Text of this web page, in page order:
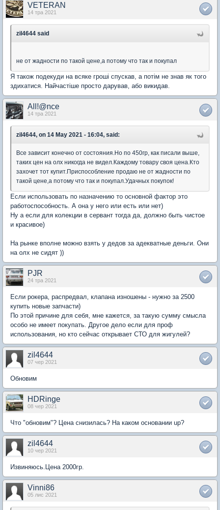
VETERAN
14 тра 2021
zil4644 said
не от жадности по такой цене,а потому что так и покупал
Я також подекуди на всяке гроші спускав, а потім не знав як того
здихатися. Найчастіше просто дарував, або викидав.
All!@nce
14 тра 2021
zil4644, on 14 May 2021 - 16:04, said:
Все зависит конечно от состояния.Но по 450гр, как писали выше,
таких цен на олх никогда не видел.Каждому товару своя цена.Кто
захочет тот купит.Приспособление продаю не от жадности по
такой цене,а потому что так и покупал.Удачных покупок!
Если использовать по назначению то основной фактор это
работоспособность. А она у него или есть или нет)
Ну а если для колекции в сервант тогда да, должно быть чистое
и красивое)
На рынке вполне можно взять у дедов за адекватные деньги. Они
на олх не сидят ))
PJR
24 тра 2021
Если рокера, распредвал, клапана изношены - нужно за 2500
купить новые запчасти)
По этой причине для себя, мне кажется, за такую сумму смысла
особо не имеет покупать. Другое дело если для проф
использования, но кто сейчас открывает СТО для жигулей?
zil4644
07 чер 2021
Обновим
HDRinge
08 чер 2021
Что "обновим"? Цена снизилась? На каком основании up?
zil4644
10 чер 2021
Извиняюсь.Цена 2000гр.
Vinni86
05 лис 2021